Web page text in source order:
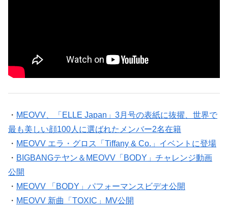
・ MEOVV、「ELLE Japan」3月号の表紙に抜擢、世界で
最も美しい顔100人に選ばれたメンバー2名在籍
・ MEOVV エラ・グロス「Tiffany & Co.」イベントに登場
・ BIGBANGテヤン＆MEOVV「BODY」チャレンジ動画
公開
・ MEOVV 「BODY」パフォーマンスビデオ公開
・ MEOVV 新曲「TOXIC」MV公開